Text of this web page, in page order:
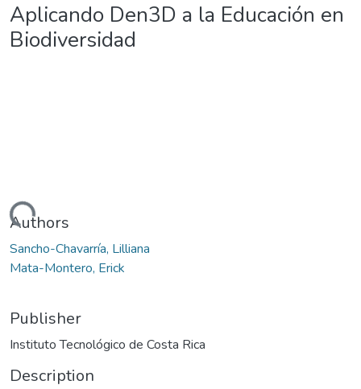
Aplicando Den3D a la Educación en
Biodiversidad
Authors
Sancho-Chavarría, Lilliana
Mata-Montero, Erick
Publisher
Instituto Tecnológico de Costa Rica
Description